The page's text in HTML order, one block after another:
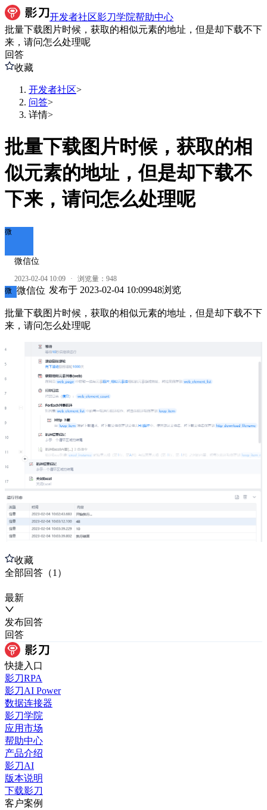
开发者社区影刀学院帮助中心
批量下载图片时候，获取的相似元素的地址，但是却下载不下
来，请问怎么处理呢
回答
收藏
开发者社区>
问答>
详情>
批量下载图片时候，获取的相
似元素的地址，但是却下载不
下来，请问怎么处理呢
微
微信位
2023-02-04 10:09 · 浏览量： 948
微 微信位 发布于 2023-02-04 10:09948浏览
批量下载图片时候，获取的相似元素的地址，但是却下载不下
来，请问怎么处理呢
收藏
全部回答 （1）
最新
发布回答
回答
快捷入口
影刀RPA
影刀AI Power
数据连接器
影刀学院
应用市场
帮助中心
产品介绍
影刀AI
版本说明
下载影刀
客户案例